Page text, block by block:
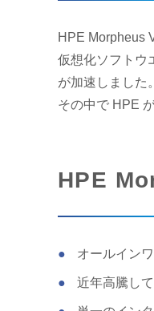
HPE Morpheus
仮想化ソフトウ
が加速しました。
その中で HPE
HPE
オールイン
近年高騰し